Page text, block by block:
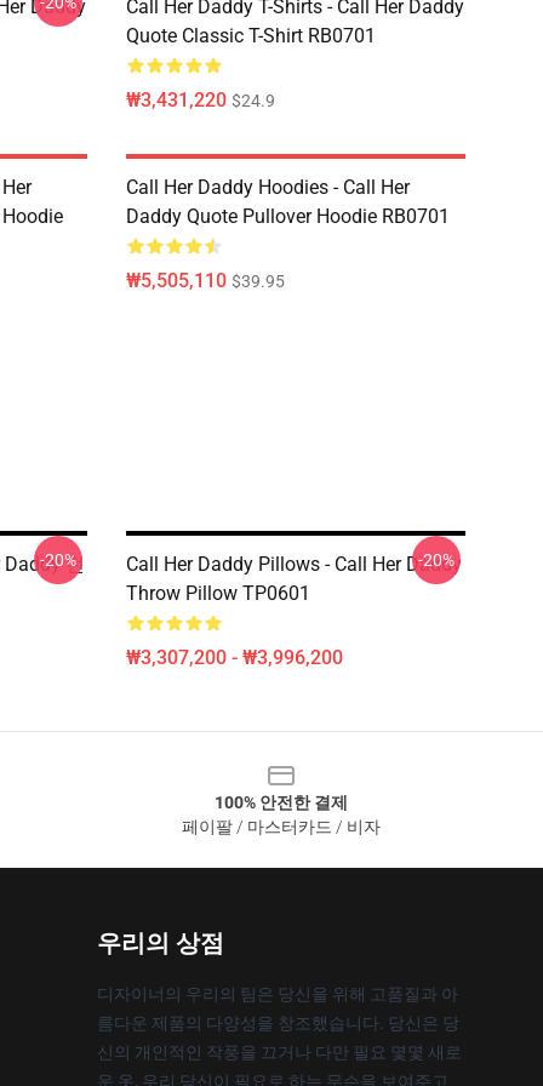
Daddy
Call Her Daddy T-Shirts - Call Her Daddy
Quote Classic T-Shirt RB0701
₩3,431,220 $24.9
Call Her Daddy Hoodies - Call Her
Daddy Quote Pullover Hoodie RB0701
₩5,505,110 $39.95
던
-20%
Call Her Daddy Pillows - Call Her Daddy
Throw Pillow TP0601
₩3,307,200 - ₩3,996,200
-20%
100% 안전한 결제
페이팔 / 마스터카드 / 비자
우리의 상점
디자이너의 우리의 팀은 당신을 위해 고품질과 아
름다운 제품의 다양성을 창조했습니다. 당신은 당
신의 개인적인 작풍을 끄거나 다만 필요 몇몇 새로
운 옷, 우리 당신이 필요로 하는 무슨을 보여주고